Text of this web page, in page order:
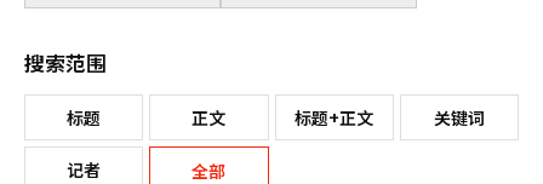
搜索范围
标题 正文 标题+正文 关键词
记者 全部